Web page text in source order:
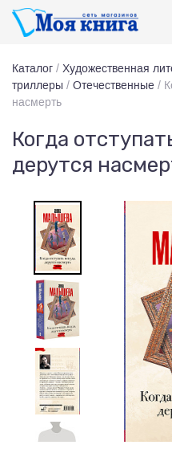
Каталог / Художественная
триллеры / Отечественные /
насмерть
Когда
дерутся